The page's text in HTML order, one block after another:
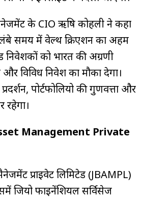
के CIO ऋषि कोहली ने कहा
लंबे समय में वेल्थ क्रिएशन का अहम
निवेशकों को भारत की अग्रणी
विविध निवेश का मौका देगा।
पोर्टफोलियो की गुणवत्ता और
रहेगा।
Management Private
प्राइवेट लिमिटेड (JBAMPL)
जियो फाइनेंशियल सर्विसेज